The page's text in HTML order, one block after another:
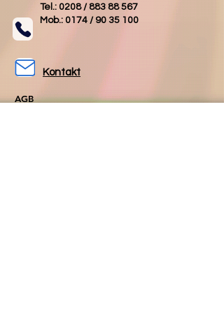
Tel.: 0208 / 883 88 567
Mob.: 0174 / 90 35 100
Kontakt
AGB